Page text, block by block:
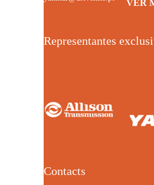
VER
Representantes
Contacts